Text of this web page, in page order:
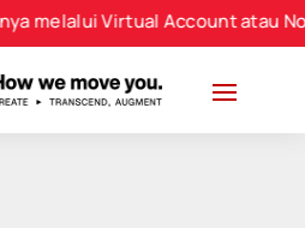
Virtual Account atau Nomor